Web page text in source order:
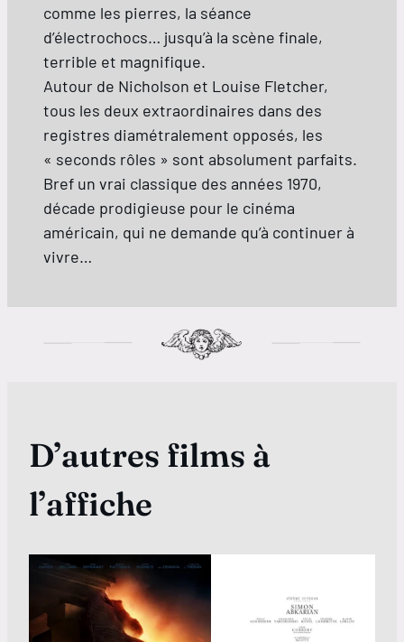
comme les pierres, la séance
d’électrochocs… jusqu’à la scène finale,
terrible et magnifique.
Autour de Nicholson et Louise Fletcher,
tous les deux extraordinaires dans des
registres diamétralement opposés, les
« seconds rôles » sont absolument parfaits.
Bref un vrai classique des années 1970,
décade prodigieuse pour le cinéma
américain, qui ne demande qu’à continuer à
vivre…
D’autres films à
l’affiche